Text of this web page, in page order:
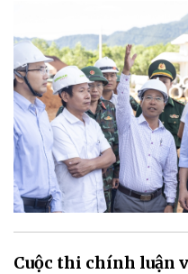
Cuộc thi chính luận